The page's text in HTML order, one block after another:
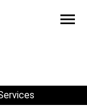
menu